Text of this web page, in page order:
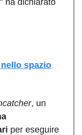
spazio
, un
per eseguire